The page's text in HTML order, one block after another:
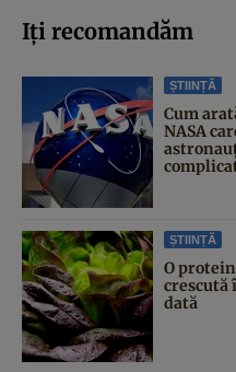
Iți recomandăm
ȘTIINȚĂ
Cum
NASA
ȘTIINȚĂ
O
crescută
dată